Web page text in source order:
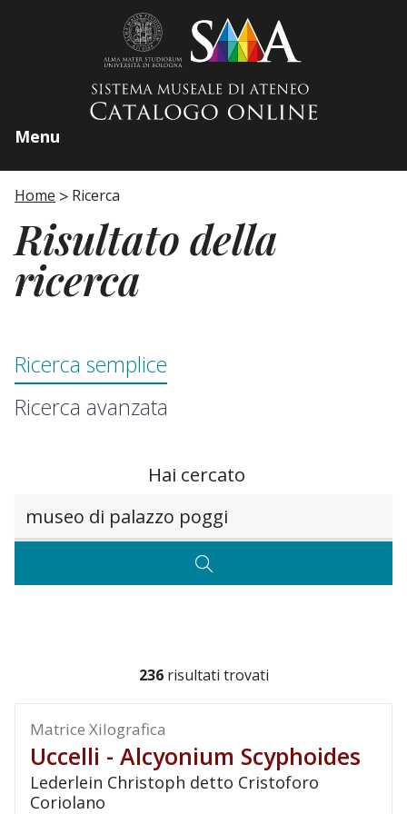
Menu
Home Ricerca
Risultato della
ricerca
Ricerca semplice
Ricerca avanzata
Hai cercato
CERCA
236 risultati trovati
Matrice Xilografica
Uccelli - Alcyonium Scyphoides
Lederlein Christoph detto Cristoforo
Coriolano